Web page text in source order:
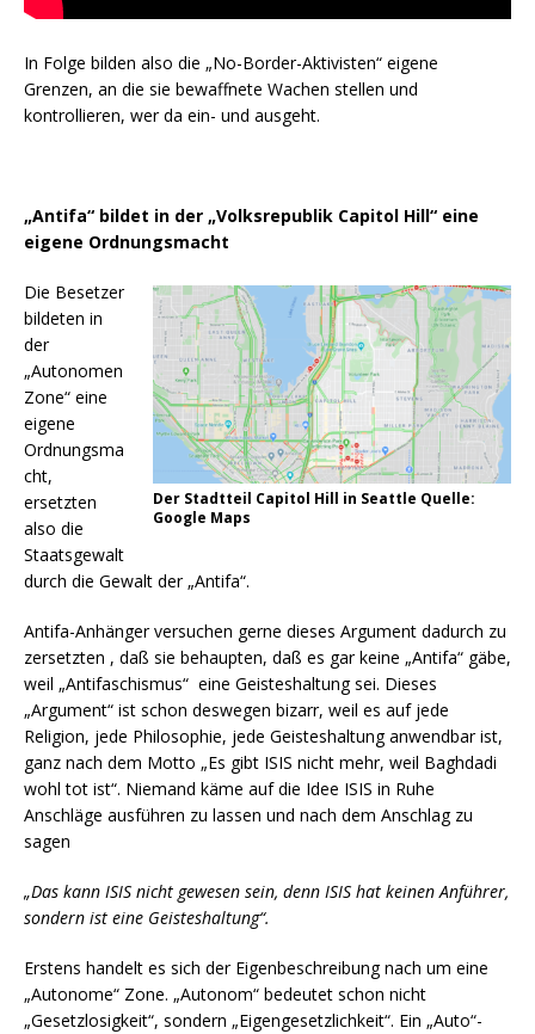
In Folge bilden also die „No-Border-Aktivisten“ eigene
Grenzen, an die sie bewaffnete Wachen stellen und
kontrollieren, wer da ein- und ausgeht.
„Antifa“ bildet in der „Volksrepublik Capitol Hill“ eine
eigene Ordnungsmacht
Der Stadtteil Capitol Hill in Seattle Quelle:
Google Maps
Die Besetzer
bildeten in
der
„Autonomen
Zone“ eine
eigene
Ordnungsma
cht,
ersetzten
also die
Staatsgewalt
durch die Gewalt der „Antifa“.
Antifa-Anhänger versuchen gerne dieses Argument dadurch zu
zersetzten , daß sie behaupten, daß es gar keine „Antifa“ gäbe,
weil „Antifaschismus“ eine Geisteshaltung sei. Dieses
„Argument“ ist schon deswegen bizarr, weil es auf jede
Religion, jede Philosophie, jede Geisteshaltung anwendbar ist,
ganz nach dem Motto „Es gibt ISIS nicht mehr, weil Baghdadi
wohl tot ist“. Niemand käme auf die Idee ISIS in Ruhe
Anschläge ausführen zu lassen und nach dem Anschlag zu
sagen
„Das kann ISIS nicht gewesen sein, denn ISIS hat keinen Anführer,
sondern ist eine Geisteshaltung“.
Erstens handelt es sich der Eigenbeschreibung nach um eine
„Autonome“ Zone. „Autonom“ bedeutet schon nicht
„Gesetzlosigkeit“, sondern „Eigengesetzlichkeit“. Ein „Auto“-